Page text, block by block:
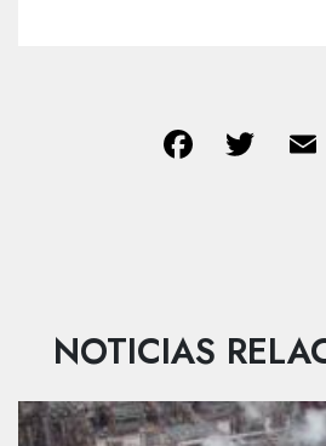
Facebook
Twitter
NOTICIAS